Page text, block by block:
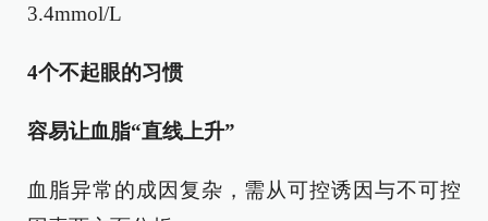
3.4mmol/L
4个不起眼的习惯
容易让血脂“直线上升”
血脂异常的成因复杂，需从可控诱因与不可控